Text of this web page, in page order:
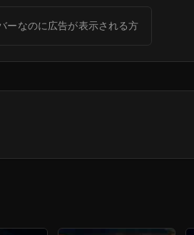
ーなのに広告が表示される方